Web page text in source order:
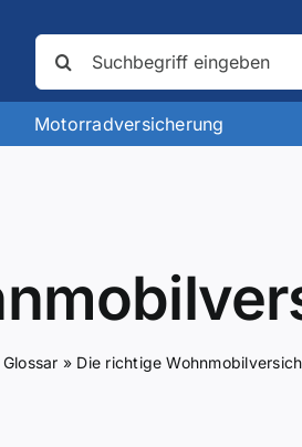
nach:
Motorradversicherung
Glossar » Die richtige